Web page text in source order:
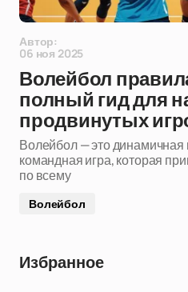
Автор:
06 ноя 2025
Волейбол
полный гид для
продвинутых
Волейбол — это
командная игра, которая
по всему
Волейбол
Избранное